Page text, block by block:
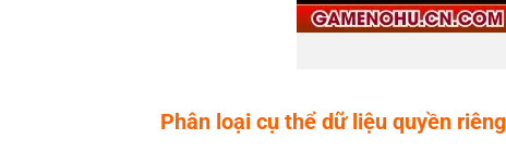
Phân loại cụ thể dữ liệu quyền